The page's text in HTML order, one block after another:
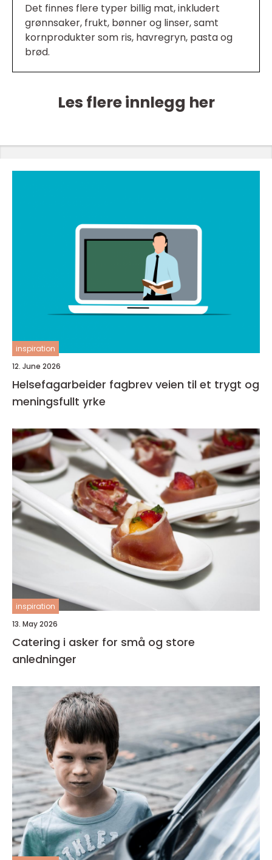
Det finnes flere typer billig mat, inkludert
grønnsaker, frukt, bønner og linser, samt
kornprodukter som ris, havregryn, pasta og
brød.
Les flere innlegg her
inspiration
12. June 2026
Helsefagarbeider fagbrev veien til et trygt og
meningsfullt yrke
inspiration
13. May 2026
Catering i asker for små og store
anledninger